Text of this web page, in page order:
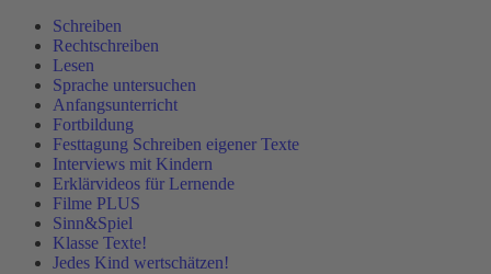
Schreiben
Rechtschreiben
Lesen
Sprache untersuchen
Anfangsunterricht
Fortbildung
Festtagung Schreiben eigener Texte
Interviews mit Kindern
Erklärvideos für Lernende
Filme PLUS
Sinn&Spiel
Klasse Texte!
Jedes Kind wertschätzen!